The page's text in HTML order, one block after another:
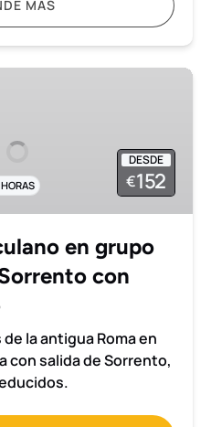
MÁS
DESDE
€152
en grupo
con
la antigua Roma en
con salida de Sorrento,